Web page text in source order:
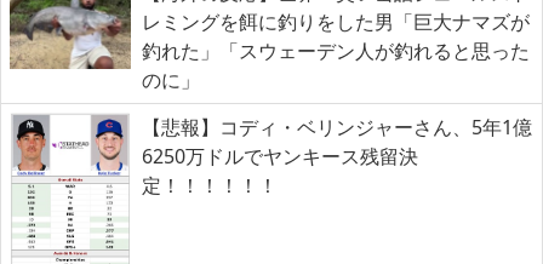
レミングを餌に釣りをした男「巨大ナマズが
釣れた」「スウェーデン人が釣れると思った
のに」
【悲報】コディ・ベリンジャーさん、5年1億
6250万ドルでヤンキース残留決
定！！！！！！